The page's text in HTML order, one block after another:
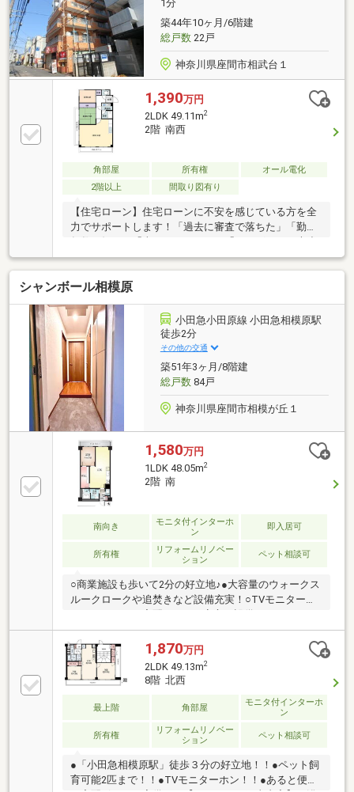
1分
築44年10ヶ月/6階建
総戸数22戸
神奈川県座間市相武台１
1,390万円
2LDK 49.11m2
2階 南西
角部屋 所有権
オール電化
2階以上
間取り図有り
【住宅ローン】住宅ローンに不安を感じている方を全
力でサポートします！「過去に審査で落ちた」「勤続
夫？」などのケースもご安心ください。ローンに強い
当社ではそんな疑問や不安を専門の知識で解消しま
す！最適なプランをご提案致します！※金融機関比
較・仮審査代行も対応します。こちらの物件にご興味
のある方は、《046-253-3014》にお気軽にお電話下さ
い♪または、「資料請求」「見学予約ボタン」から簡
単30秒で即時予約できます♪
シャンボール相模原
小田急小田原線 小田急相模原駅
徒歩2分
その他の交通
築51年3ヶ月/8階建
総戸数84戸
神奈川県座間市相模が丘１
1,580万円
1LDK 48.05m2
2階 南
南向き
モニタ付インターホ
ン
即入居可
所有権
リフォームリノベー
ション
ペット相談可
○商業施設も歩いて2分の好立地♪●大容量のウォークス
ルークロークや追焚きなど設備充実！○TVモニター付
1,870万円
2LDK 49.13m2
8階 北西
最上階 角部屋
モニタ付インターホ
ン
所有権
リフォームリノベー
ション
ペット相談可
●「小田急相模原駅」徒歩３分の好立地！！●ペット飼
育可能2匹まで！！●TVモニターホン！！●あると便利